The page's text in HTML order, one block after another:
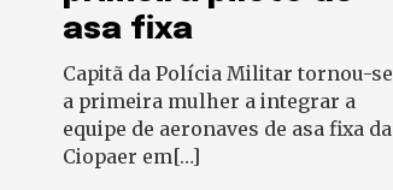
asa fixa
Capitã da Polícia Militar tornou-se
a primeira mulher a integrar a
equipe de aeronaves de asa fixa da
Ciopaer em[…]